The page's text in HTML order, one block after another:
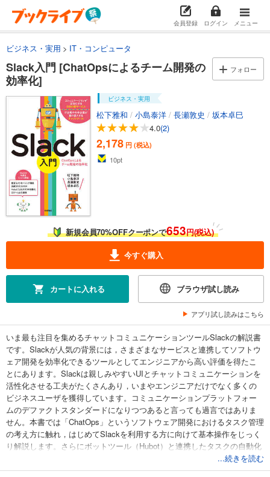
会員登録 ログイン メニュー
ビジネス・実用 IT・コンピュータ
Slack入門 [ChatOpsによるチーム開発の
効率化]
フォロー
ビジネス・実用
松下雅和 / 小島泰洋 / 長瀬敦史 / 坂本卓巳
4.0(2)
2,178 円 (税込)
10pt
新規会員70%OFFクーポンで653円(税込)
今すぐ購入
カートに入れる ブラウザ試し読み
アプリ試し読みはこちら
いま最も注目を集めるチャットコミュニケーションツールSlackの解説書
です。Slackが人気の背景には，さまざまなサービスと連携してソフトウ
ェア開発を効率化できるツールとしてエンジニアから高い評価を得たこ
とにあります。Slackは親しみやすいUIとチャットコミュニケーションを
活性化させる工夫がたくさんあり，いまやエンジニアだけでなく多くの
ビジネスユーザを獲得しています。コミュニケーションプラットフォー
ムのデファクトスタンダードになりつつあると言っても過言ではありま
せん。本書では「ChatOps」というソフトウェア開発におけるタスク管理
の考え方に触れ，はじめてSlackを利用する方に向けて基本操作をじっく
り解説します。さらにボットツール（Hubot）と連携したタスクの自動化
やCIツールと連携したアプリの開発方法を紹介しています。この1冊に
Slackの基礎から実践的な利用方法がまとまっています。
...続きを読む